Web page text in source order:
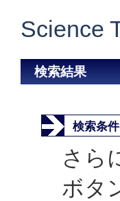
Science
検索結果
検索条件
さら
ボタ